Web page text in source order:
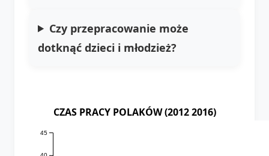
Czy przepracowanie może
dotknąć dzieci i młodzież?
CZAS PRACY POLAKÓW (2012 2016)
45